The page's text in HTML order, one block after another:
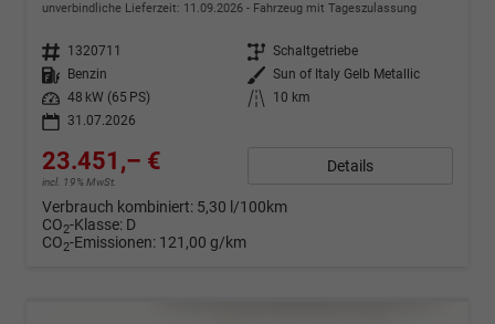
unverbindliche Lieferzeit: 11.09.2026 Fahrzeug mit Tageszulassung
Fahrzeugnr. 1320711 Getriebe Schaltgetriebe
Kraftstoff
Benzin Außenfarbe Sun of Italy Gelb Metallic
Leistung
48 kW (65 PS) Kilometerstand
10 km
31.07.2026
23.451,– €
incl. 19% MwSt.
Details
Verbrauch kombiniert: 5,30 l/100km
CO2-Klasse: D
CO2-Emissionen: 121,00 g/km